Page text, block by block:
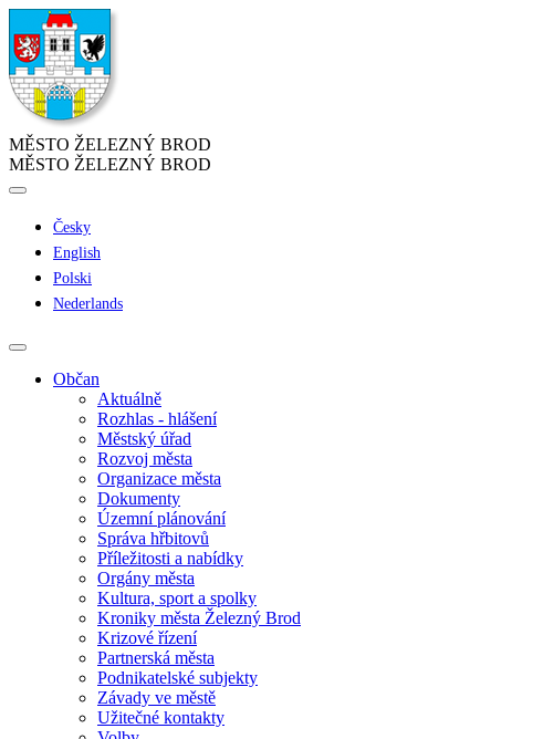
MĚSTO ŽELEZNÝ BROD
MĚSTO ŽELEZNÝ BROD
Česky
English
Polski
Nederlands
Občan
Aktuálně
Rozhlas - hlášení
Městský úřad
Rozvoj města
Organizace města
Dokumenty
Územní plánování
Správa hřbitovů
Příležitosti a nabídky
Orgány města
Kultura, sport a spolky
Kroniky města Železný Brod
Krizové řízení
Partnerská města
Podnikatelské subjekty
Závady ve městě
Užitečné kontakty